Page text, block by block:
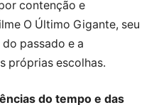
contenção e
O Último Gigante, seu
passado e a
próprias escolhas.
do tempo e das